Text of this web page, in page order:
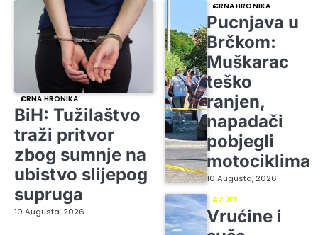
CRNA HRONIKA
BiH: Tužilaštvo
traži pritvor
zbog sumnje na
ubistvo slijepog
supruga
10 Augusta, 2026
CRNA HRONIKA
Pucnjava u
Brčkom:
Muškarac
teško
ranjen,
napadači
pobjegli
motociklima
10 Augusta, 2026
SVIJET
Vrućine i